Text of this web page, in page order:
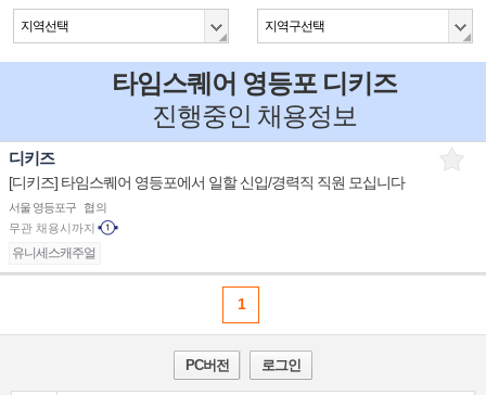
지역선택 지역구선택
타임스퀘어 영등포 디키즈
진행중인 채용정보
디키즈
[디키즈] 타임스퀘어 영등포에서 일할 신입/경력직 직원 모십니다
서울 영등포구
협의
무관 채용시까지
유니세스캐주얼
1
PC버전 로그인